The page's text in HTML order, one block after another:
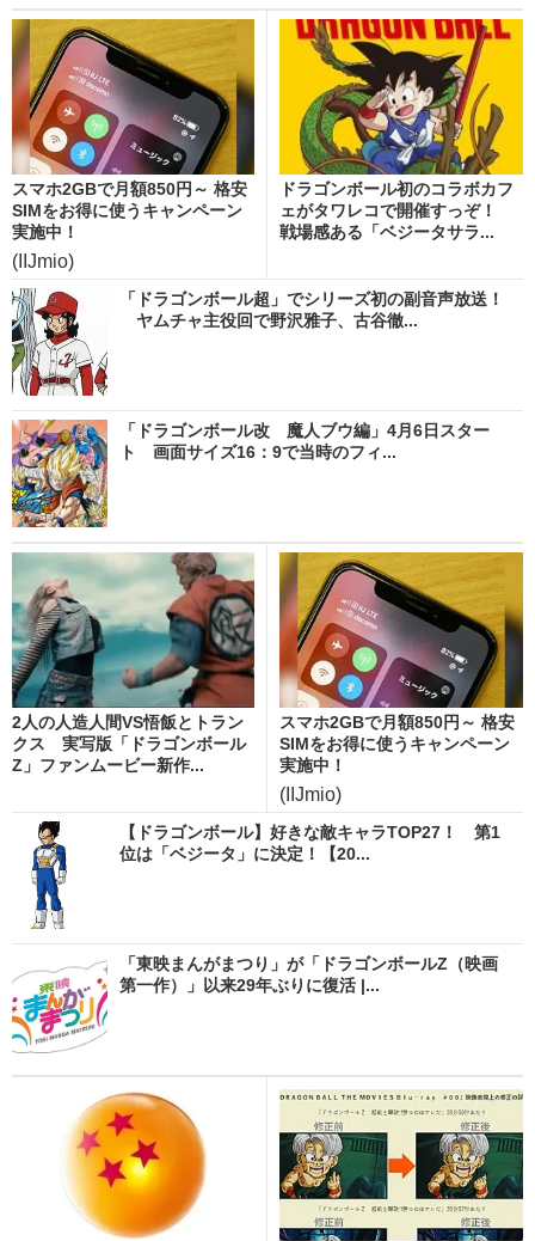
スマホ2GBで月額850円～ 格安
SIMをお得に使うキャンペーン
実施中！
(IIJmio)
ドラゴンボール初のコラボカフ
ェがタワレコで開催すっぞ！
戦場感ある「ベジータサラ...
「ドラゴンボール超」でシリーズ初の副音声放送！
ヤムチャ主役回で野沢雅子、古谷徹...
「ドラゴンボール改 魔人ブウ編」4月6日スター
ト 画面サイズ16：9で当時のフィ...
2人の人造人間VS悟飯とトラン
クス 実写版「ドラゴンボール
Z」ファンムービー新作...
スマホ2GBで月額850円～ 格安
SIMをお得に使うキャンペーン
実施中！
(IIJmio)
【ドラゴンボール】好きな敵キャラTOP27！ 第1
位は「ベジータ」に決定！【20...
「東映まんがまつり」が「ドラゴンボールZ（映画
第一作）」以来29年ぶりに復活 |...